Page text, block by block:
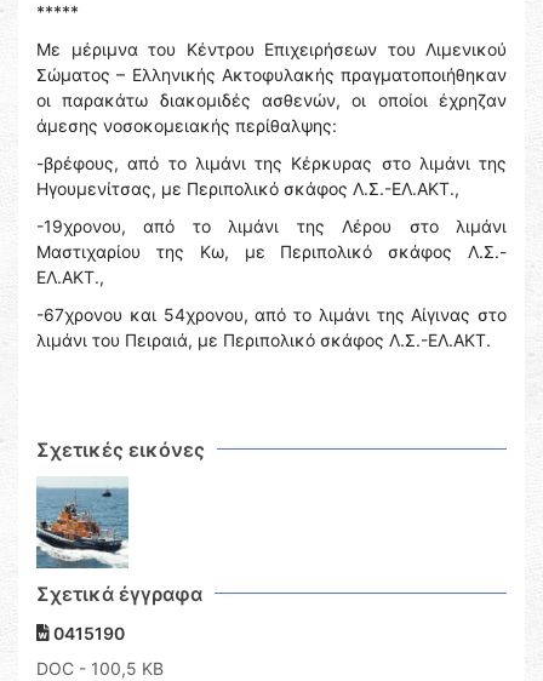
*****
Με μέριμνα του Κέντρου Επιχειρήσεων του Λιμενικού
Σώματος – Ελληνικής Ακτοφυλακής πραγματοποιήθηκαν
οι παρακάτω διακομιδές ασθενών, οι οποίοι έχρηζαν
άμεσης νοσοκομειακής περίθαλψης:
-βρέφους, από το λιμάνι της Κέρκυρας στο λιμάνι της
Ηγουμενίτσας, με Περιπολικό σκάφος Λ.Σ.-ΕΛ.ΑΚΤ.,
-19χρονου, από το λιμάνι της Λέρου στο λιμάνι
Μαστιχαρίου της Κω, με Περιπολικό σκάφος Λ.Σ.-
ΕΛ.ΑΚΤ.,
-67χρονου και 54χρονου, από το λιμάνι της Αίγινας στο
λιμάνι του Πειραιά, με Περιπολικό σκάφος Λ.Σ.-ΕΛ.ΑΚΤ.
Σχετικές εικόνες
Σχετικά έγγραφα
0415190
DOC - 100,5 KB